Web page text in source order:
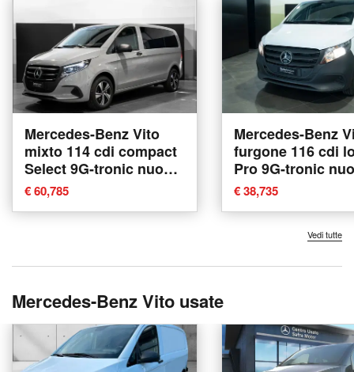
Mercedes-Benz Vito
mixto 114 cdi compact
Select 9G-tronic nuova
a Ancona
€ 60,785
Mercedes-Benz
furgone 116 cdi
Pro 9G-tronic
Ancona
€ 38,735
Vedi tutte
Mercedes-Benz Vito usate